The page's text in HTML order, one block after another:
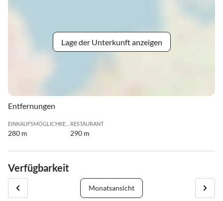
Lage der Unterkunft anzeigen
Entfernungen
280 m
RESTAURANT
290 m
Verfügbarkeit
Monatsansicht